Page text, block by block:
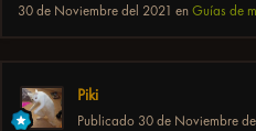
30 de Noviembre del 2021 en Guías de
Piki
Publicado 30 de Noviembre